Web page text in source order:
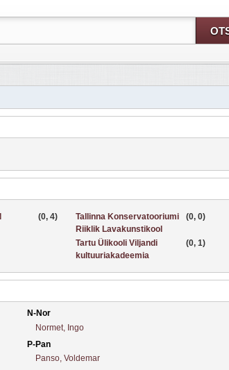
(0, 4) (0, 0)
Tallinna Konservatooriumi
Riiklik Lavakunstikool
(0, 1)
Tartu Ülikooli Viljandi
kultuuriakadeemia
N-Nor
Normet, Ingo
P-Pan
Panso, Voldemar